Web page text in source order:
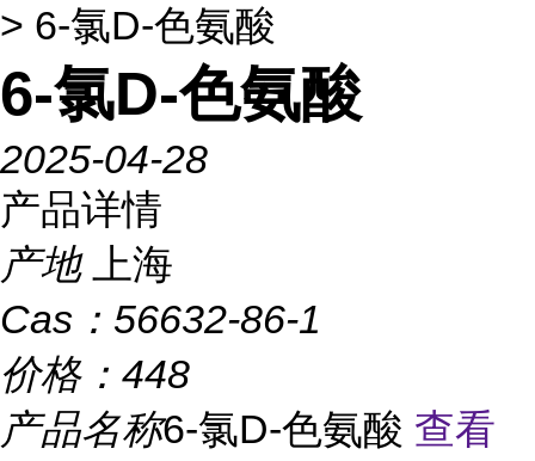
> 6-氯D-色氨酸
6-氯D-色氨酸
2025-04-28
产品详情
产地
上海
Cas： 56632-86-1
价格： 448
产品名称6-氯D-色氨酸 查看